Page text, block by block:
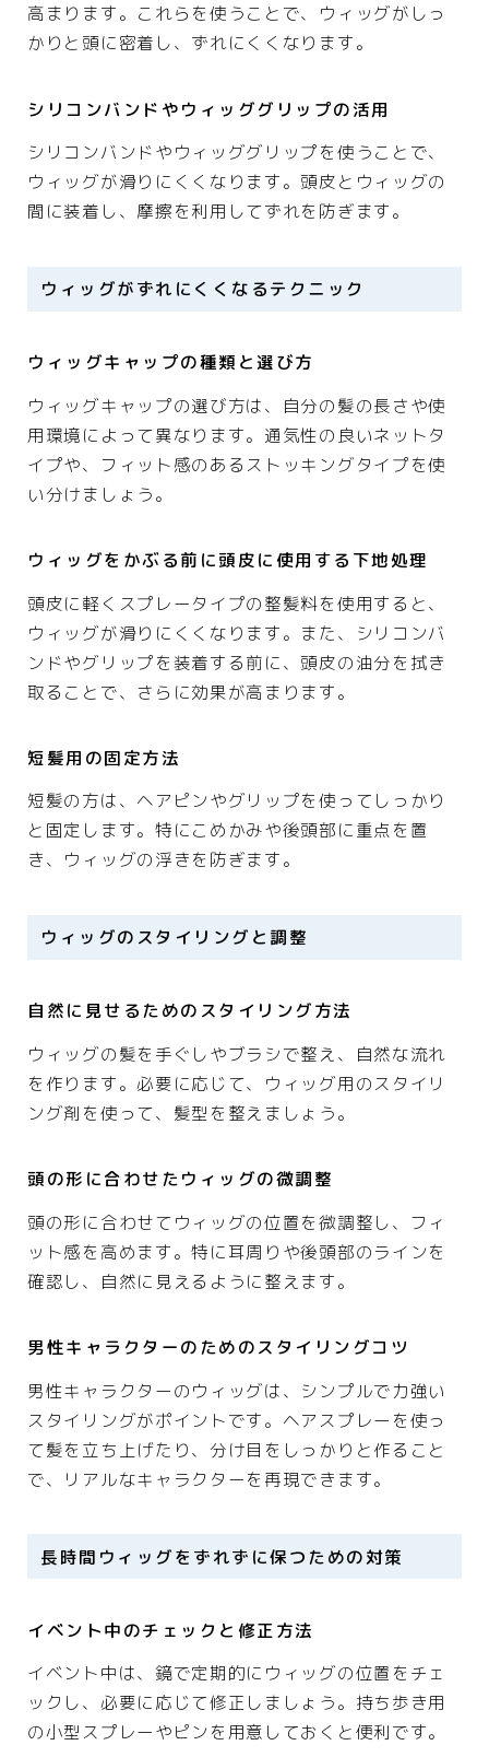
高まります。これらを使うことで、ウィッグがしっ
かりと頭に密着し、ずれにくくなります。
シリコンバンドやウィッググリップの活用
シリコンバンドやウィッググリップを使うことで、
ウィッグが滑りにくくなります。頭皮とウィッグの
間に装着し、摩擦を利用してずれを防ぎます。
ウィッグがずれにくくなるテクニック
ウィッグキャップの種類と選び方
ウィッグキャップの選び方は、自分の髪の長さや使
用環境によって異なります。通気性の良いネットタ
イプや、フィット感のあるストッキングタイプを使
い分けましょう。
ウィッグをかぶる前に頭皮に使用する下地処理
頭皮に軽くスプレータイプの整髪料を使用すると、
ウィッグが滑りにくくなります。また、シリコンバ
ンドやグリップを装着する前に、頭皮の油分を拭き
取ることで、さらに効果が高まります。
短髪用の固定方法
短髪の方は、ヘアピンやグリップを使ってしっかり
と固定します。特にこめかみや後頭部に重点を置
き、ウィッグの浮きを防ぎます。
ウィッグのスタイリングと調整
自然に見せるためのスタイリング方法
ウィッグの髪を手ぐしやブラシで整え、自然な流れ
を作ります。必要に応じて、ウィッグ用のスタイリ
ング剤を使って、髪型を整えましょう。
頭の形に合わせたウィッグの微調整
頭の形に合わせてウィッグの位置を微調整し、フィ
ット感を高めます。特に耳周りや後頭部のラインを
確認し、自然に見えるように整えます。
男性キャラクターのためのスタイリングコツ
男性キャラクターのウィッグは、シンプルで力強い
スタイリングがポイントです。ヘアスプレーを使っ
て髪を立ち上げたり、分け目をしっかりと作ること
で、リアルなキャラクターを再現できます。
長時間ウィッグをずれずに保つための対策
イベント中のチェックと修正方法
イベント中は、鏡で定期的にウィッグの位置をチェ
ックし、必要に応じて修正しましょう。持ち歩き用
の小型スプレーやピンを用意しておくと便利です。